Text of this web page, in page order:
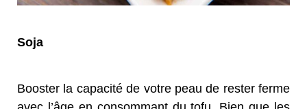
Soja
Booster la capacité de votre peau de rester ferme